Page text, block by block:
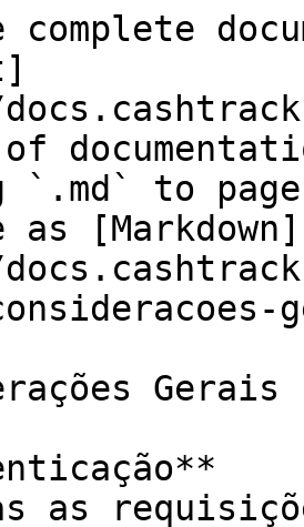
`.md` to
[Markdown]
Gerais